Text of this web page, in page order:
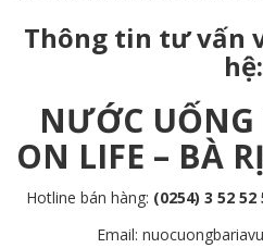
Thông tin tư vấn
hệ:
NƯỚC
ON LIFE – BÀ
Hotline bán hàng: (0254) 3 52 52
Email: